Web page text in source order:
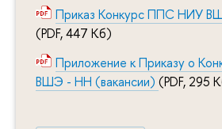
Приказ Конкурс ППС НИУ
(PDF, 447 Кб)
Приложение к Приказу о
ВШЭ - НН (вакансии) (PDF, 295